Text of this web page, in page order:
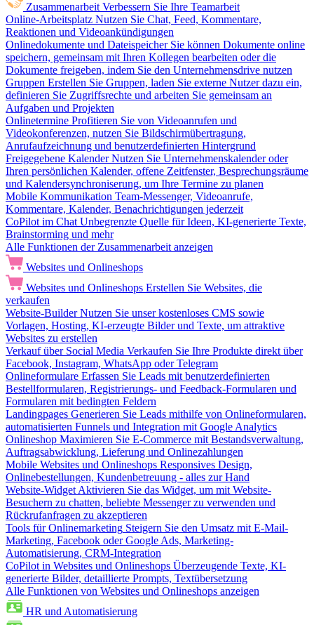
Zusammenarbeit Verbessern Sie Ihre Teamarbeit
Online-Arbeitsplatz Nutzen Sie Chat, Feed, Kommentare,
Reaktionen und Videoankündigungen
Onlinedokumente und Dateispeicher Sie können Dokumente online
speichern, gemeinsam mit Ihren Kollegen bearbeiten oder die
Dokumente freigeben, indem Sie den Unternehmensdrive nutzen
Gruppen Erstellen Sie Gruppen, laden Sie externe Nutzer dazu ein,
definieren Sie Zugriffsrechte und arbeiten Sie gemeinsam an
Aufgaben und Projekten
Onlinetermine Profitieren Sie von Videoanrufen und
Videokonferenzen, nutzen Sie Bildschirmübertragung,
Anrufaufzeichnung und benutzerdefinierten Hintergrund
Freigegebene Kalender Nutzen Sie Unternehmenskalender oder
Ihren persönlichen Kalender, offene Zeitfenster, Besprechungsräume
und Kalendersynchroniserung, um Ihre Termine zu planen
Mobile Kommunikation Team-Messenger, Videoanrufe,
Kommentare, Kalender, Benachrichtigungen jederzeit
CoPilot im Chat Unbegrenzte Quelle für Ideen, KI-generierte Texte,
Brainstorming und mehr
Alle Funktionen der Zusammenarbeit anzeigen
Websites und Onlineshops
Websites und Onlineshops Erstellen Sie Websites, die
verkaufen
Website-Builder Nutzen Sie unser kostenloses CMS sowie
Vorlagen, Hosting, KI-erzeugte Bilder und Texte, um attraktive
Websites zu erstellen
Verkauf über Social Media Verkaufen Sie Ihre Produkte direkt über
Facebook, Instagram, WhatsApp oder Telegram
Onlineformulare Erfassen Sie Leads mit benutzerdefinierten
Bestellformularen, Registrierungs- und Feedback-Formularen und
Formularen mit bedingten Feldern
Landingpages Generieren Sie Leads mithilfe von Onlineformularen,
automatisierten Funnels und Integration mit Google Analytics
Onlineshop Maximieren Sie E-Commerce mit Bestandsverwaltung,
Auftragsabwicklung, Lieferung und Onlinezahlungen
Mobile Websites und Onlineshops Responsives Design,
Onlinebestellungen, Kundenbetreuung - alles zur Hand
Website-Widget Aktivieren Sie das Widget, um mit Website-
Besuchern zu chatten, beliebte Messenger zu verwenden und
Rückrufanfragen zu akzeptieren
Tools für Onlinemarketing Steigern Sie den Umsatz mit E-Mail-
Marketing, Facebook oder Google Ads, Marketing-
Automatisierung, CRM-Integration
CoPilot in Websites und Onlineshops Überzeugende Texte, KI-
generierte Bilder, detaillierte Prompts, Textübersetzung
Alle Funktionen von Websites und Onlineshops anzeigen
HR und Automatisierung